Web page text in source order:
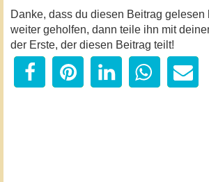
Danke, dass du diesen Beitrag gelesen
weiter geholfen, dann teile ihn mit
der Erste, der diesen Beitrag teilt!